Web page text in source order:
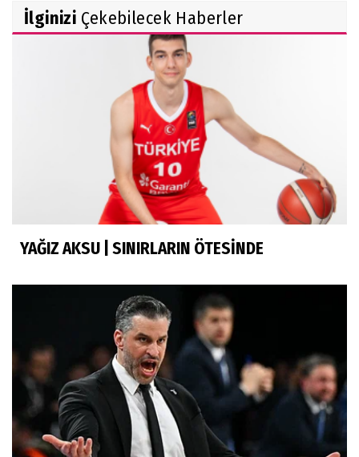
İlginizi Çekebilecek Haberler
YAĞIZ AKSU | SINIRLARIN ÖTESİNDE